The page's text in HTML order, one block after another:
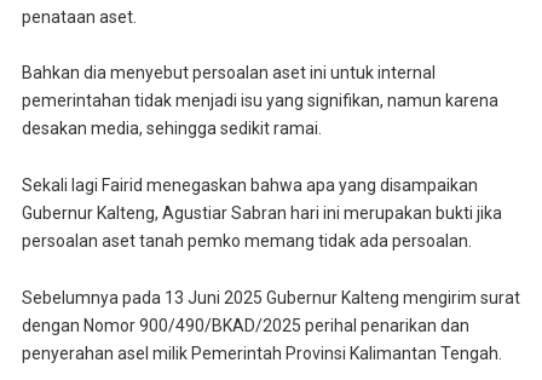
penataan aset.
Bahkan dia menyebut persoalan aset ini untuk internal
pemerintahan tidak menjadi isu yang signifikan, namun karena
desakan media, sehingga sedikit ramai.
Sekali lagi Fairid menegaskan bahwa apa yang disampaikan
Gubernur Kalteng, Agustiar Sabran hari ini merupakan bukti jika
persoalan aset tanah pemko memang tidak ada persoalan.
Sebelumnya pada 13 Juni 2025 Gubernur Kalteng mengirim surat
dengan Nomor 900/490/BKAD/2025 perihal penarikan dan
penyerahan asel milik Pemerintah Provinsi Kalimantan Tengah.